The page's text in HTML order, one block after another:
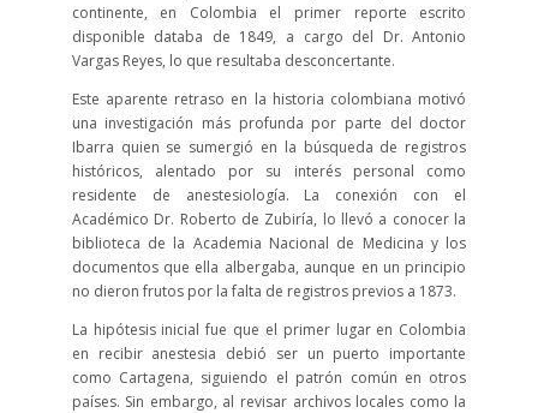
continente, en Colombia el primer reporte escrito
disponible databa de 1849, a cargo del Dr. Antonio
Vargas Reyes, lo que resultaba desconcertante.
Este aparente retraso en la historia colombiana motivó
una investigación más profunda por parte del doctor
Ibarra quien se sumergió en la búsqueda de registros
históricos, alentado por su interés personal como
residente de anestesiología. La conexión con el
Académico Dr. Roberto de Zubiría, lo llevó a conocer la
biblioteca de la Academia Nacional de Medicina y los
documentos que ella albergaba, aunque en un principio
no dieron frutos por la falta de registros previos a 1873.
La hipótesis inicial fue que el primer lugar en Colombia
en recibir anestesia debió ser un puerto importante
como Cartagena, siguiendo el patrón común en otros
países. Sin embargo, al revisar archivos locales como la